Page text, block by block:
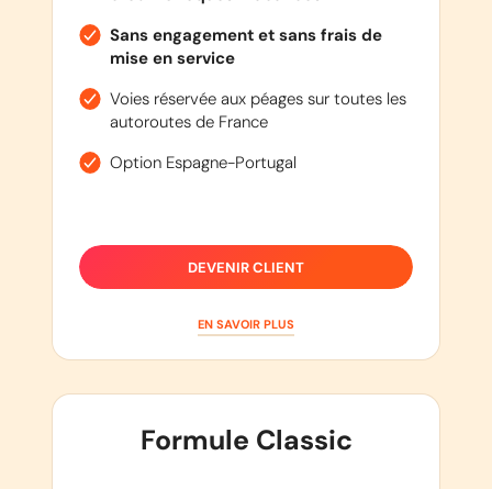
Sans engagement et sans frais de
mise en service
Voies réservée aux péages sur toutes les
autoroutes de France
Option Espagne-Portugal
DEVENIR CLIENT
EN SAVOIR PLUS
Formule Classic